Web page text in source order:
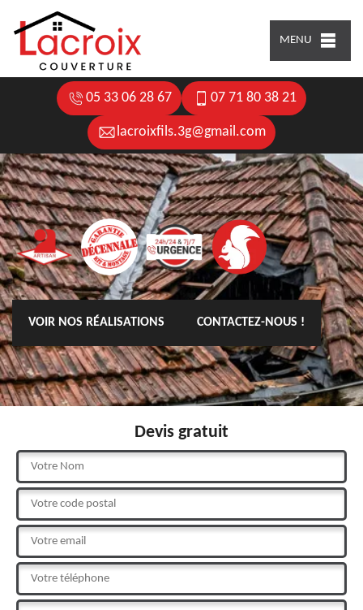
MENU
05 33 06 28 67 07 71 80 38 21
lacroixfils.3g@gmail.com
VOIR NOS RÉALISATIONS CONTACTEZ-NOUS !
Devis gratuit